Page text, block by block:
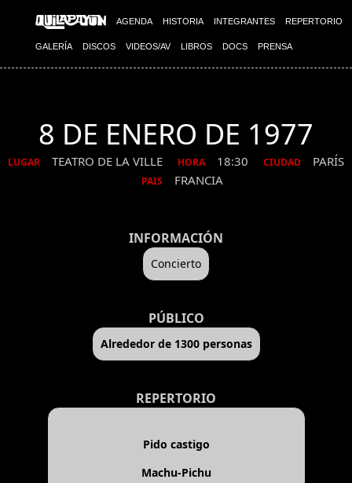
AGENDA HISTORIA INTEGRANTES REPERTORIO
GALERÍA DISCOS VIDEOS/AV LIBROS DOCS PRENSA
8 DE ENERO DE 1977
LUGAR TEATRO DE LA VILLE HORA 18:30 CIUDAD PARÍS
PAIS FRANCIA
INFORMACIÓN
Concierto
PÚBLICO
Alrededor de 1300 personas
REPERTORIO
Pido castigo
Machu-Pichu